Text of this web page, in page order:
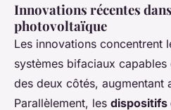
Innovations récentes
photovoltaïque
Les innovations concentrent
systèmes bifaciaux
des deux côtés, augmentant
Parallèlement, les dispositifs